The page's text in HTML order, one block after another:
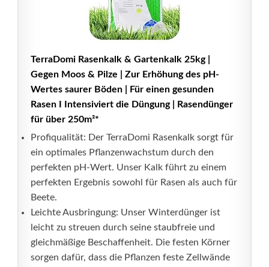
TerraDomi Rasenkalk & Gartenkalk 25kg |
Gegen Moos & Pilze | Zur Erhöhung des pH-
Wertes saurer Böden | Für einen gesunden
Rasen I Intensiviert die Düngung | Rasendünger
für über 250m²*
Profiqualität: Der TerraDomi Rasenkalk sorgt für
ein optimales Pflanzenwachstum durch den
perfekten pH-Wert. Unser Kalk führt zu einem
perfekten Ergebnis sowohl für Rasen als auch für
Beete.
Leichte Ausbringung: Unser Winterdünger ist
leicht zu streuen durch seine staubfreie und
gleichmäßige Beschaffenheit. Die festen Körner
sorgen dafür, dass die Pflanzen feste Zellwände